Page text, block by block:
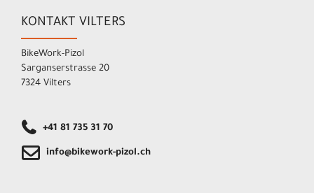
KONTAKT VILTERS
BikeWork-Pizol
Sarganserstrasse 20
7324 Vilters
+41 81 735 31 70
info@bikework-pizol.ch